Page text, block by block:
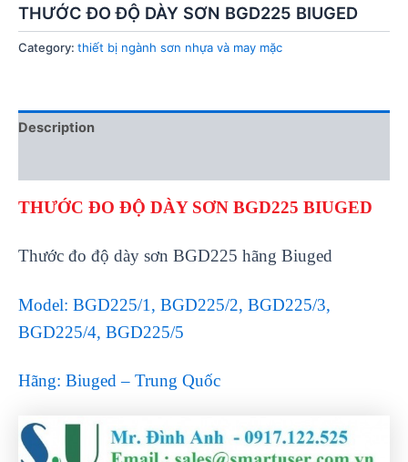
THƯỚC ĐO ĐỘ DÀY SƠN BGD225 BIUGED
Category: thiết bị ngành sơn nhựa và may mặc
Description
THƯỚC ĐO ĐỘ DÀY SƠN BGD225 BIUGED
Thước đo độ dày sơn BGD225 hãng Biuged
Model: BGD225/1, BGD225/2, BGD225/3,
BGD225/4, BGD225/5
Hãng: Biuged – Trung Quốc